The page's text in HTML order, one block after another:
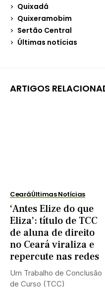
Quixadá
Quixeramobim
Sertão Central
Últimas notícias
ARTIGOS
CearáÚltimas Notícias
‘Antes Elize do que
Eliza’: título de TCC
de aluna de direito
no Ceará viraliza e
repercute nas redes
Um Trabalho de Conclusão
de Curso (TCC)